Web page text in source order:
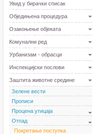
Увид у бирачки списак
Обједињена процедура
Озакоњење објеката
Комунални ред
Урбанизам - обрасци
Инспекцијски послови
Заштита животне средине
Зелене вести
Прописи
Процена утицаја
Отпад
Покретање поступка